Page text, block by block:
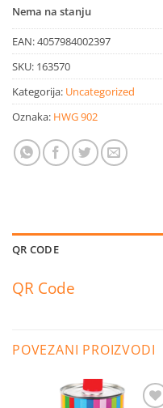
Nema na stanju
EAN:4057984002397
SKU: 163570
Kategorija: Uncategorized
Oznaka: HWG 902
QR CODE
QR Code
POVEZANI PROIZVODI